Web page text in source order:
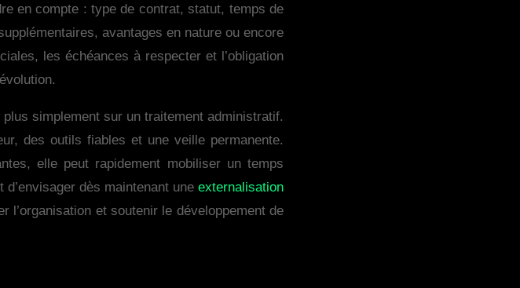
en compte : type de contrat, statut, temps de
avantages en nature ou encore
les échéances à respecter et l’obligation
simplement sur un traitement administratif.
des outils fiables et une veille permanente.
elle peut rapidement mobiliser un temps
d’envisager dès maintenant une externalisation
l’organisation et soutenir le développement de